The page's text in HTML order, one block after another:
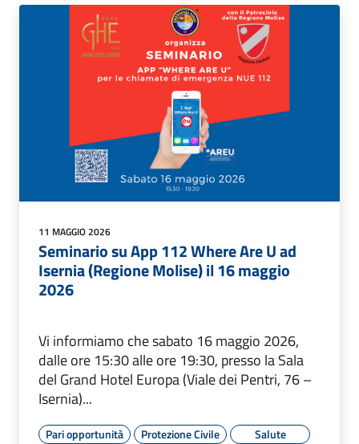
11 MAGGIO 2026
Seminario su App 112 Where Are U ad
Isernia (Regione Molise) il 16 maggio
2026
Vi informiamo che sabato 16 maggio 2026,
dalle ore 15:30 alle ore 19:30, presso la Sala
del Grand Hotel Europa (Viale dei Pentri, 76 –
Isernia)...
Pari opportunità Protezione Civile
Salute